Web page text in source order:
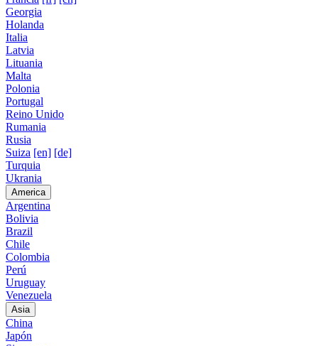
Georgia
Holanda
Italia
Latvia
Lituania
Malta
Polonia
Portugal
Reino Unido
Rumania
Rusia
Suiza [en] [de]
Turquia
Ukrania
America
Argentina
Bolivia
Brazil
Chile
Colombia
Perú
Uruguay
Venezuela
Asia
China
Japón